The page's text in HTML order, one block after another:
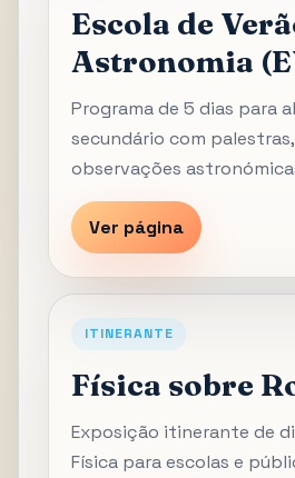
Escola de
Astronomia
Programa de 5 dias para
secundário com
observações
Ver página
ITINERANTE
Física sobre
Exposição itinerante de
Física para escolas e